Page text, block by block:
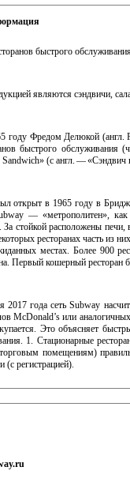
быстрого
являются сэндвичи,
году Фредом Делюкой (англ.
быстрого обслуживания
Sandwich» (с англ. —
открыт в 1965 году в
— «метрополитен»,
За стойкой расположены
ресторанах часть из
местах. Более 900
Первый кошерный ресторан
2017 года сеть Subway
McDonald’s или
Это объясняет
1. Стационарные
помещениям)
(с регистрацией).